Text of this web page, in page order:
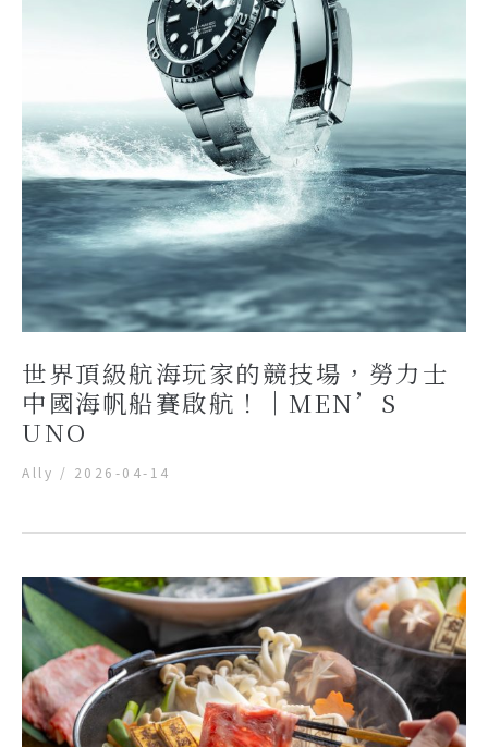
世界頂級航海玩家的競技場，勞力士
中國海帆船賽啟航！｜MEN’S
UNO
Ally / 2026-04-14